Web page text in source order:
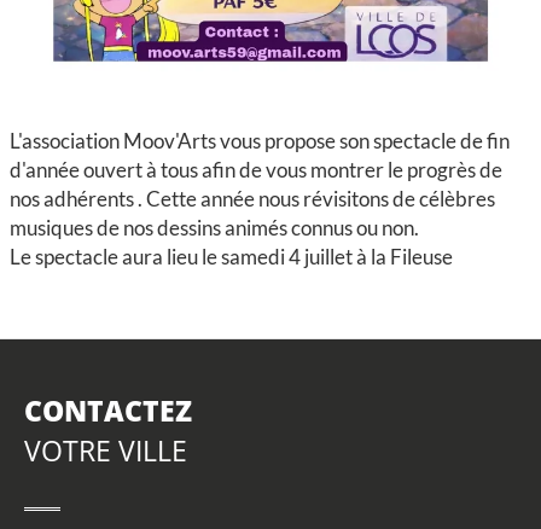
L'association Moov'Arts vous propose son spectacle de fin
d'année ouvert à tous afin de vous montrer le progrès de
nos adhérents . Cette année nous révisitons de célèbres
musiques de nos dessins animés connus ou non.
Le spectacle aura lieu le samedi 4 juillet à la Fileuse
CONTACTEZ
VOTRE VILLE